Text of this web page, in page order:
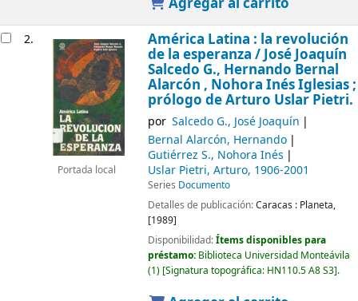
2.
Portada local
América Latina : la revolución
de la esperanza /José Joaquín
Salcedo G., Hernando Bernal
Alarcón , Nohora Inés Iglesias ;
prólogo de Arturo Uslar Pietri.
por Salcedo G., José Joaquín
Bernal Alarcón, Hernando
Gutiérrez S., Nohora Inés
Uslar Pietri, Arturo, 1906-2001
Series Documento
Detalles de publicación:Caracas : Planeta,
[1989]
Disponibilidad:Ítems disponibles para
préstamo: Biblioteca Universidad Monteávila
(1) Signatura topográfica: HN110.5 A8 S3 .